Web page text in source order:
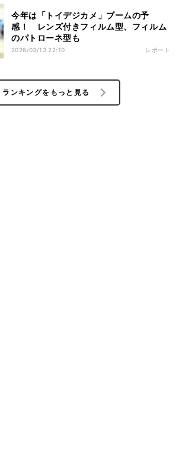
今年は「トイデジカメ」ブームの予
感！ レンズ付きフィルム型、フィルム
のパトローネ型も
2026/03/13 22:10 レポート
ランキングをもっと見る